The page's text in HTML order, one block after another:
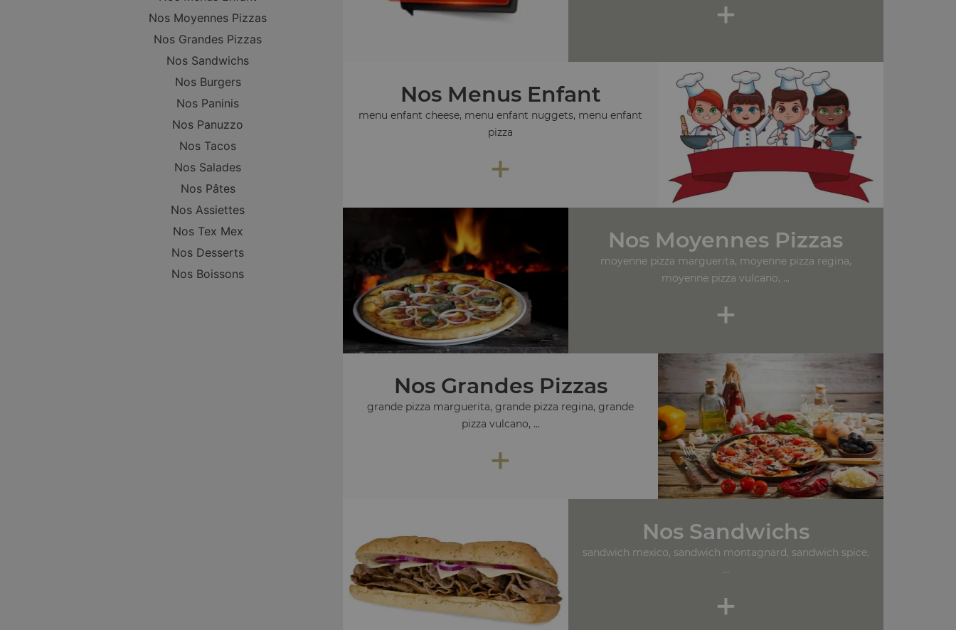
Nos Moyennes Pizzas
Nos Grandes Pizzas
Nos Sandwichs
Nos Burgers
Nos Paninis
Nos Panuzzo
Nos Tacos
Nos Salades
Nos Pâtes
Nos Assiettes
Nos Tex Mex
Nos Desserts
Nos Boissons
+
Nos Menus Enfant
menu enfant cheese, menu enfant nuggets, menu enfant
pizza
+
Nos Moyennes Pizzas
moyenne pizza marguerita, moyenne pizza regina,
moyenne pizza vulcano, ...
+
Nos Grandes Pizzas
grande pizza marguerita, grande pizza regina, grande
pizza vulcano, ...
+
Nos Sandwichs
sandwich mexico, sandwich montagnard, sandwich spice,
...
+